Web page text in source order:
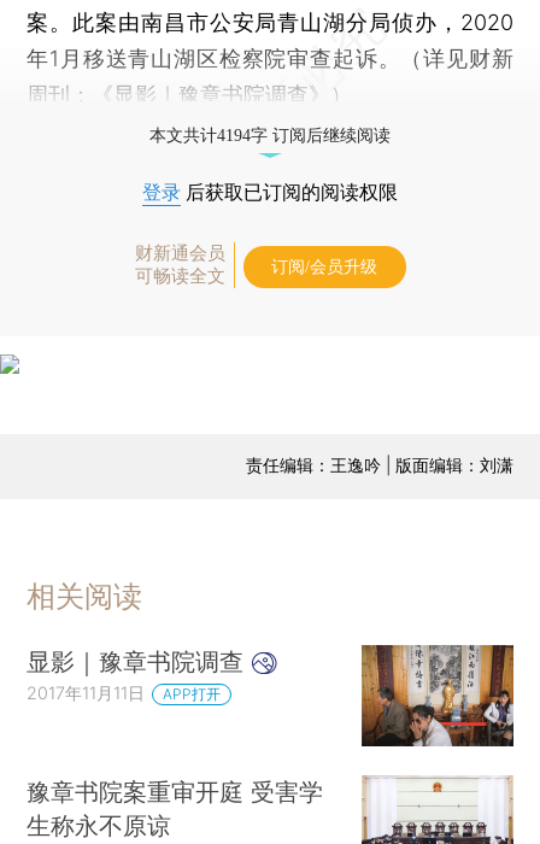
案。此案由南昌市公安局青山湖分局侦办，2020
年1月移送青山湖区检察院审查起诉。（详见财新
周刊：《显影｜豫章书院调查》）
本文共计4194字 订阅后继续阅读
登录 后获取已订阅的阅读权限
财新通会员
可畅读全文
订阅/会员升级
责任编辑：王逸吟 | 版面编辑：刘潇
相关阅读
显影｜豫章书院调查
2017年11月11日 APP打开
豫章书院案重审开庭 受害学
生称永不原谅